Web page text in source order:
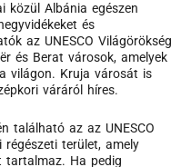
közül Albánia egészen
és
az UNESCO Világörökség
és Berat városok, amelyek
világon. Kruja városát is
váráról híres.
található az az UNESCO
terület, amely
tartalmaz. Ha pedig